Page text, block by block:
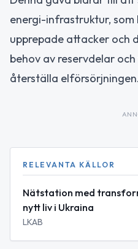
energi-infrastruktur,
upprepade attacker och
behov av reservdelar
återställa elförsörjningen.
RELEVANTA KÄLLOR
Nätstation med
nytt liv i Ukraina
LKAB